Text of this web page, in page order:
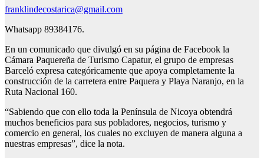
franklindecostarica@gmail.com
Whatsapp 89384176.
En un comunicado que divulgó en su página de Facebook la
Cámara Paquereña de Turismo Capatur, el grupo de empresas
Barceló expresa categóricamente que apoya completamente la
construcción de la carretera entre Paquera y Playa Naranjo, en la
Ruta Nacional 160.
“Sabiendo que con ello toda la Península de Nicoya obtendrá
muchos beneficios para sus pobladores, negocios, turismo y
comercio en general, los cuales no excluyen de manera alguna a
nuestras empresas”, dice la nota.